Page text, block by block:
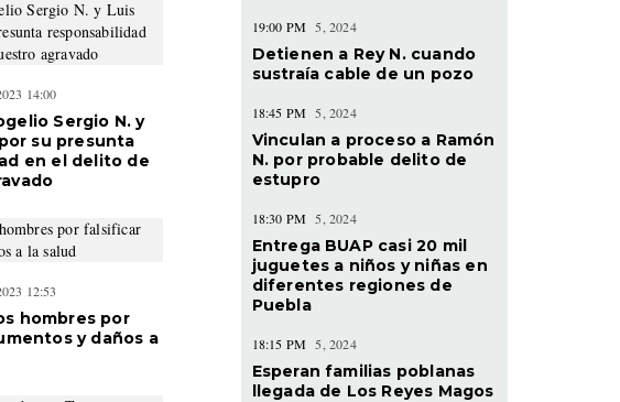
14:00
Sergio N. y
su presunta
en el delito de
12:53
hombres por
y daños a
19:00 PM 5, 2024
Detienen a Rey N. cuando
sustraía cable de un pozo
18:45 PM 5, 2024
Vinculan a proceso a Ramón
N. por probable delito de
estupro
18:30 PM 5, 2024
Entrega BUAP casi 20 mil
juguetes a niños y niñas en
diferentes regiones de
Puebla
18:15 PM 5, 2024
Esperan familias poblanas
llegada de Los Reyes Magos